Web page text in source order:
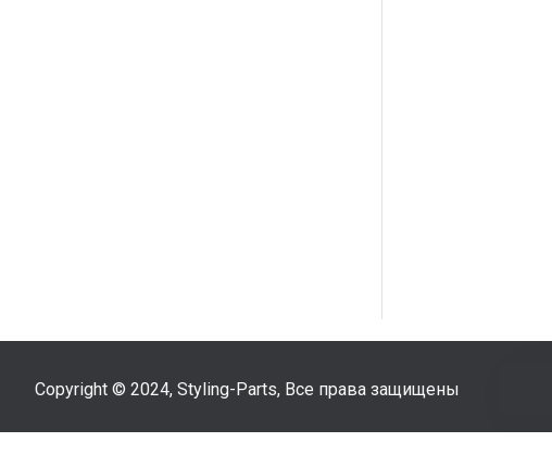
Copyright © 2024, Styling-Parts, Все права защищены